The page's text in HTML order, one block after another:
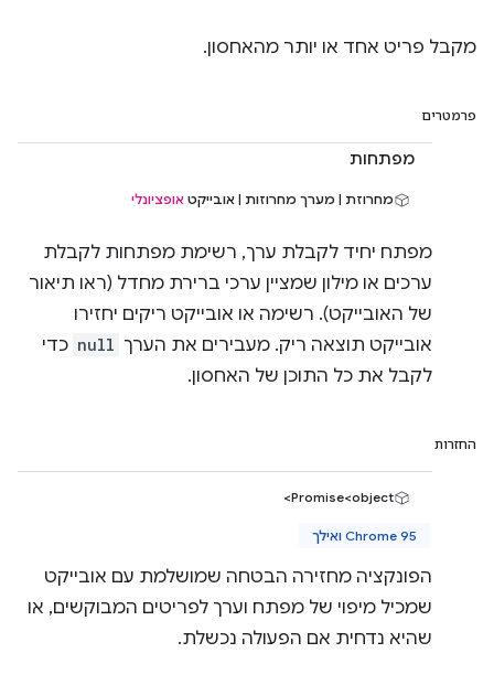
מקבל פריט אחד או יותר מהאחסון.
פרמטרים
מפתחות
מחרוזת | מערך מחרוזות | אובייקט אופציונלי
מפתח יחיד לקבלת ערך, רשימת מפתחות לקבלת
ערכים או מילון שמציין ערכי ברירת מחדל (ראו תיאור
של האובייקט). רשימה או אובייקט ריקים יחזירו
אובייקט תוצאה ריק. מעבירים את הערך null כדי
לקבל את כל התוכן של האחסון.
החזרות
Promise<object>
Chrome 95 ואילך
הפונקציה מחזירה הבטחה שמושלמת עם אובייקט
שמכיל מיפוי של מפתח וערך לפריטים המבוקשים, או
שהיא נדחית אם הפעולה נכשלת.